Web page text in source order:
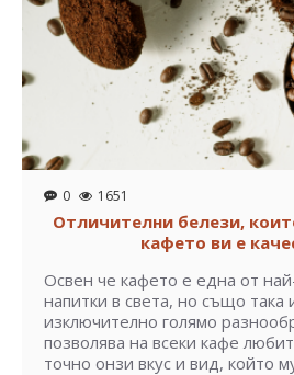
0 1651
Отличителни белези,
кафето ви е
Освен че кафето е една от
напитки в света, но също така
изключително голямо
позволява на всеки кафе
точно онзи вкус и вид, който